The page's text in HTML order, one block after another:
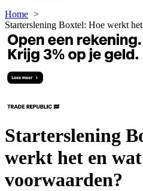
Home
Starterslening Boxtel: Hoe werkt
Starterslening
werkt het en
voorwaarden?